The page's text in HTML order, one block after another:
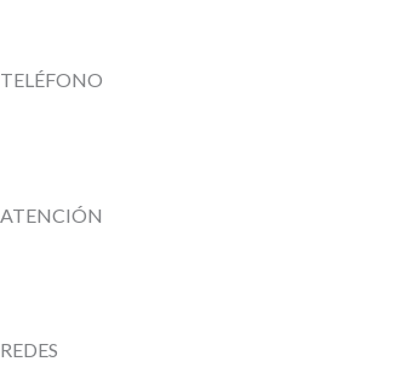
TELÉFONO
ATENCIÓN
REDES